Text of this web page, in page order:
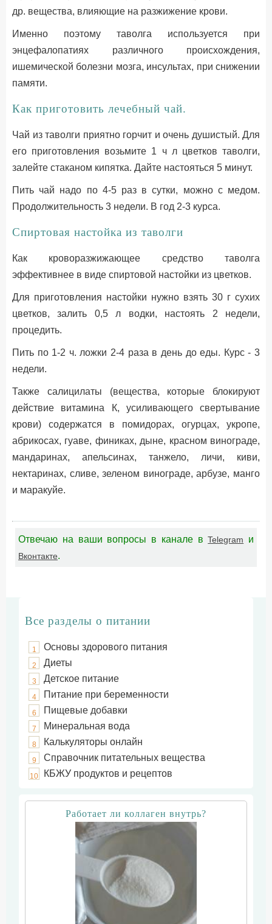
др. вещества, влияющие на разжижение крови.
Именно поэтому таволга используется при
энцефалопатиях различного происхождения,
ишемической болезни мозга, инсультах, при снижении
памяти.
Как приготовить лечебный чай.
Чай из таволги приятно горчит и очень душистый. Для
его приготовления возьмите 1 ч л цветков таволги,
залейте стаканом кипятка. Дайте настояться 5 минут.
Пить чай надо по 4-5 раз в сутки, можно с медом.
Продолжительность 3 недели. В год 2-3 курса.
Спиртовая настойка из таволги
Как кроворазжижающее средство таволга
эффективнее в виде спиртовой настойки из цветков.
Для приготовления настойки нужно взять 30 г сухих
цветков, залить 0,5 л водки, настоять 2 недели,
процедить.
Пить по 1-2 ч. ложки 2-4 раза в день до еды. Курс - 3
недели.
Также салицилаты (вещества, которые блокируют
действие витамина К, усиливающего свертывание
крови) содержатся в помидорах, огурцах, укропе,
абрикосах, гуаве, финиках, дыне, красном винограде,
мандаринах, апельсинах, танжело, личи, киви,
нектаринах, сливе, зеленом винограде, арбузе, манго
и маракуйе.
Отвечаю на ваши вопросы в канале вTelegram и
Вконтакте.
Все разделы о питании
1 Основы здорового питания
2 Диеты
3 Детское питание
4 Питание при беременности
6 Пищевые добавки
7 Минеральная вода
8 Калькуляторы онлайн
9 Справочник питательных вещества
10 КБЖУ продуктов и рецептов
Работает ли коллаген внутрь?